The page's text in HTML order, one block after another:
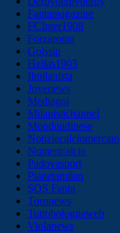
Fantamagazine
FCInter1908
Forzaroma
Golssip
Hellas1903
Ilmilanista
Juvenews
Mediagol
Milanistichannel
Mondoudinese
Notiziecalciomercato
Numericalcio
Padovasport
Pianetamilan
SOS Fanta
Toronews
Tuttobolognaweb
Violanews